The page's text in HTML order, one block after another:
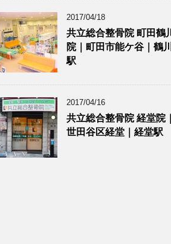
2017/04/18
共立総合整骨院 町田鶴川
院｜町田市能ケ谷｜鶴川
駅
2017/04/16
共立総合整骨院 経堂院｜
世田谷区経堂｜経堂駅